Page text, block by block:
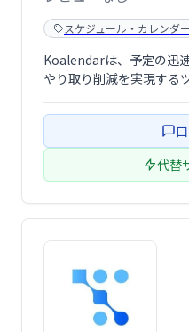
スケジュール・カレンダー
Koalendarは、予定の迅
やり取り削減を実現する
代替